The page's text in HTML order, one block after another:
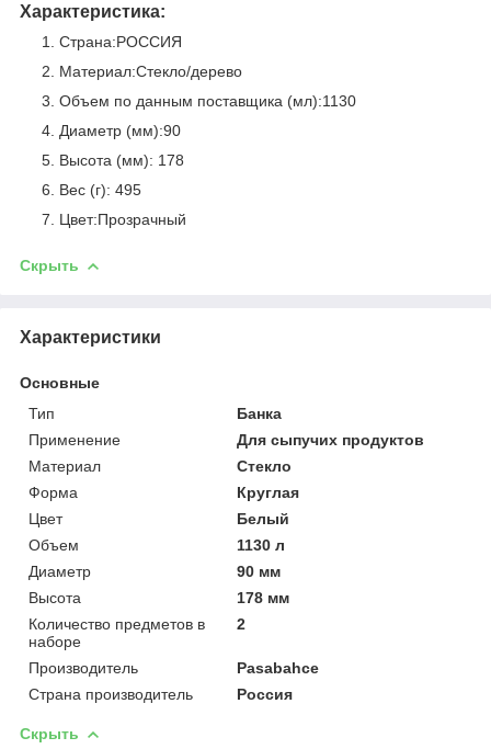
Характеристика:
Страна:РОССИЯ
Материал:Стекло/дерево
Объем по данным поставщика (мл):1130
Диаметр (мм):90
Высота (мм): 178
Вес (г): 495
Цвет:Прозрачный
Скрыть
Характеристики
Основные
Тип
Банка
Применение
Для сыпучих продуктов
Материал
Стекло
Форма
Круглая
Цвет
Белый
Объем
1130 л
Диаметр
90 мм
Высота
178 мм
Количество предметов в
наборе
2
Производитель
Pasabahce
Страна производитель
Россия
Скрыть